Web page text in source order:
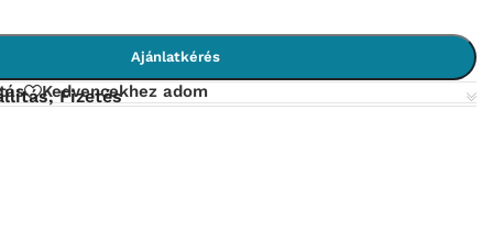
Ajánlatkérés
Kedvencekhez adom
Fizetés